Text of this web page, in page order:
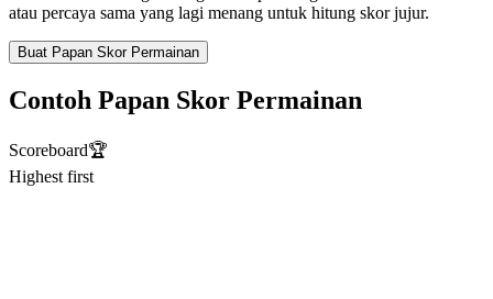
atau percaya sama yang lagi menang untuk hitung skor jujur.
Buat Papan Skor Permainan
Contoh Papan Skor Permainan
Scoreboard🏆
Highest first